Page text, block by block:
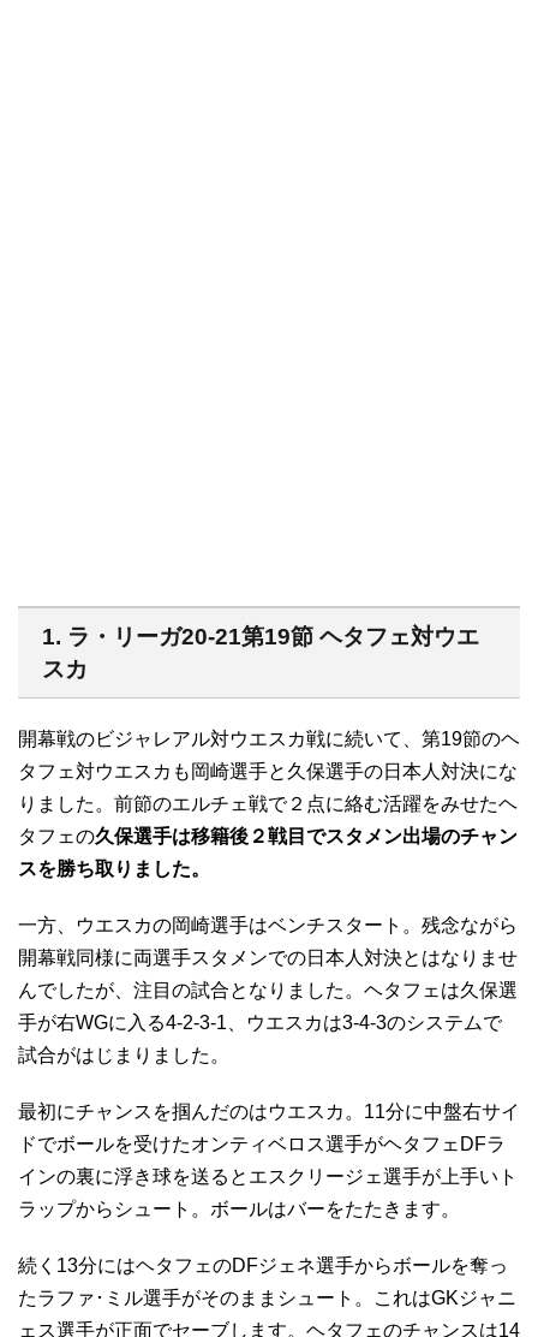
1. ラ・リーガ20-21第19節 ヘタフェ対ウエ
スカ
開幕戦のビジャレアル対ウエスカ戦に続いて、第19節のヘ
タフェ対ウエスカも岡崎選手と久保選手の日本人対決にな
りました。前節のエルチェ戦で２点に絡む活躍をみせたヘ
タフェの久保選手は移籍後２戦目でスタメン出場のチャン
スを勝ち取りました。
一方、ウエスカの岡崎選手はベンチスタート。残念ながら
開幕戦同様に両選手スタメンでの日本人対決とはなりませ
んでしたが、注目の試合となりました。ヘタフェは久保選
手が右WGに入る4-2-3-1、ウエスカは3-4-3のシステムで
試合がはじまりました。
最初にチャンスを掴んだのはウエスカ。11分に中盤右サイ
ドでボールを受けたオンティベロス選手がヘタフェDFラ
インの裏に浮き球を送るとエスクリージェ選手が上手いト
ラップからシュート。ボールはバーをたたきます。
続く13分にはヘタフェのDFジェネ選手からボールを奪っ
たラファ･ミル選手がそのままシュート。これはGKジャニ
ェス選手が正面でセーブします。ヘタフェのチャンスは14